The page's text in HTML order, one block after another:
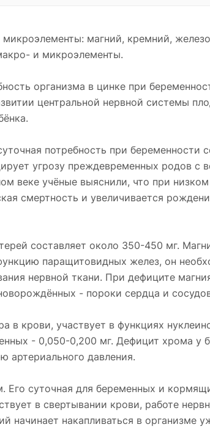
магний, кремний,
и микроэлементы.
организма в цинке при
центральной нервной системы
потребность при беременности
угрозу преждевременных родов с
веке учёные выяснили, что при
смертность и увеличивается
составляет около 350-450 мг.
паращитовидных желез, он
нервной ткани. При дефиците
- пороки сердца и
в крови, участвует в функциях
- 0,050-0,200 мг. Дефицит хрома у
артериального давления.
Его суточная для беременных и
в свертывании крови, работе
начинает накапливаться в организме